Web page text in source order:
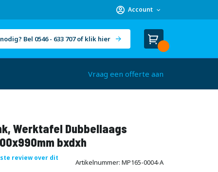
Account
Bel 0546 - 633 707 of klik hier
Winkelwagen
Cart
Vraag een offerte aan
Werktafel Dubbellaags
bxdxh
review over dit
Artikelnummer MP165-0004-A